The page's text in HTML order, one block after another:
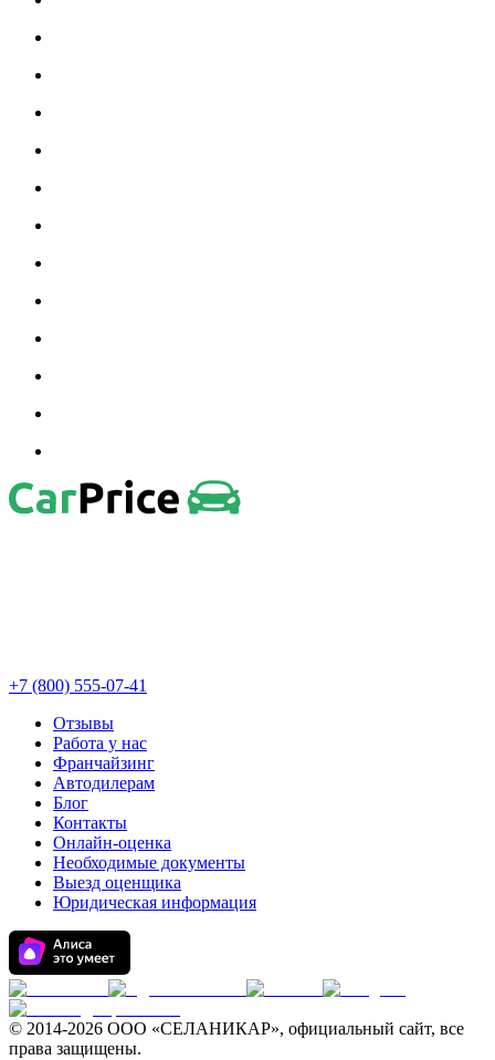
+7 (800) 555-07-41
Отзывы
Работа у нас
Франчайзинг
Автодилерам
Блог
Контакты
Онлайн-оценка
Необходимые документы
Выезд оценщика
Юридическая информация
© 2014-2026 ООО «СЕЛАНИКАР», официальный сайт, все
права защищены.